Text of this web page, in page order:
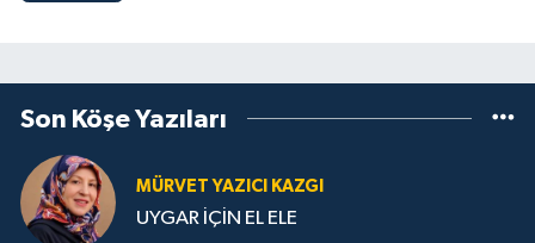
Son Köşe Yazıları
MÜRVET YAZICI KAZGI
UYGAR İÇİN EL ELE